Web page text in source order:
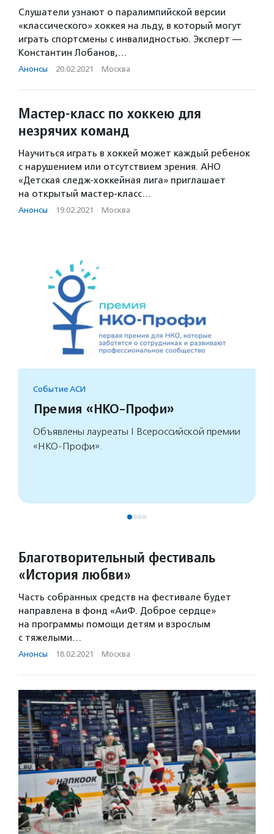
Слушатели узнают о паралимпийской версии
«классического» хоккея на льду, в который могут
играть спортсмены с инвалидностью. Эксперт —
Константин Лобанов,…
Анонсы · 20.02.2021 · Москва
Мастер-класс по хоккею для
незрячих команд
Научиться играть в хоккей может каждый ребенок
с нарушением или отсутствием зрения. АНО
«Детская следж-хоккейная лига» приглашает
на открытый мастер-класс…
Анонсы · 19.02.2021 · Москва
Событие АСИ
Премия «НКО-Профи»
Объявлены лауреаты I Всероссийской премии
«НКО-Профи».
Благотворительный фестиваль
«История любви»
Часть собранных средств на фестивале будет
направлена в фонд «АиФ. Доброе сердце»
на программы помощи детям и взрослым
с тяжелыми…
Анонсы · 18.02.2021 · Москва